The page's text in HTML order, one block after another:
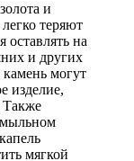
и
теряют
оставлять на
и других
камень могут
изделие,
Также
мягкой